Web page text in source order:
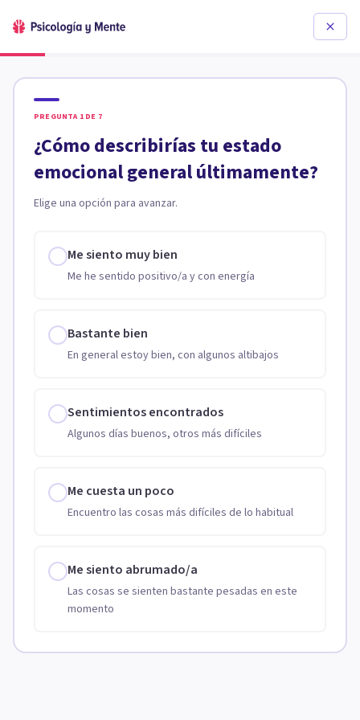
PREGUNTA 1 DE 7
¿Cómo describirías tu estado
emocional general últimamente?
Elige una opción para avanzar.
Me siento muy bien
Me he sentido positivo/a y con energía
Bastante bien
En general estoy bien, con algunos altibajos
Sentimientos encontrados
Algunos días buenos, otros más difíciles
Me cuesta un poco
Encuentro las cosas más difíciles de lo habitual
Me siento abrumado/a
Las cosas se sienten bastante pesadas en este
momento